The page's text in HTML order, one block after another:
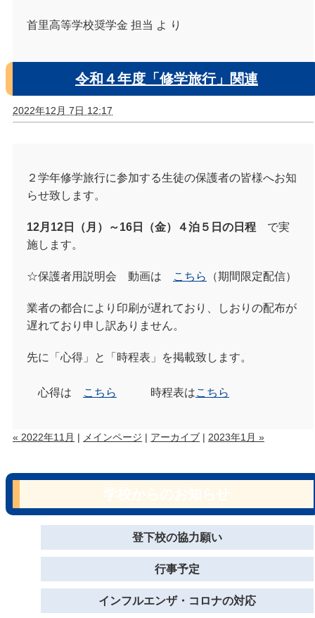
首里高等学校奨学金 担当 よ り
令和４年度「修学旅行」関連
2022年12月 7日 12:17
２学年修学旅行に参加する生徒の保護者の皆様へお知
らせ致します。
12月12日（月）～16日（金）４泊５日の日程 で実
施します。
☆保護者用説明会 動画は こちら （期間限定配信）
業者の都合により印刷が遅れており、しおりの配布が
遅れており申し訳ありません。
先に「心得」と「時程表」を掲載致します。
心得は こちら 時程表はこちら
« 2022年11月 | メインページ | アーカイブ | 2023年1月 »
登下校の協力願い
行事予定
インフルエンザ・コロナの対応